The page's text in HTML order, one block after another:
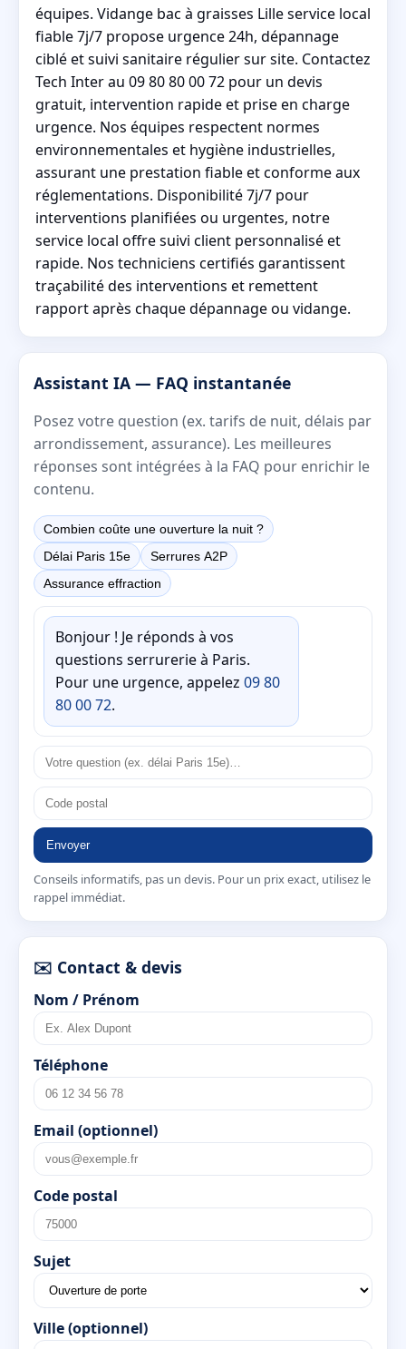
équipes. Vidange bac à graisses Lille service local
fiable 7j/7 propose urgence 24h, dépannage
ciblé et suivi sanitaire régulier sur site. Contactez
Tech Inter au 09 80 80 00 72 pour un devis
gratuit, intervention rapide et prise en charge
urgence. Nos équipes respectent normes
environnementales et hygiène industrielles,
assurant une prestation fiable et conforme aux
réglementations. Disponibilité 7j/7 pour
interventions planifiées ou urgentes, notre
service local offre suivi client personnalisé et
rapide. Nos techniciens certifiés garantissent
traçabilité des interventions et remettent
rapport après chaque dépannage ou vidange.
Assistant IA — FAQ instantanée
Posez votre question (ex. tarifs de nuit, délais par
arrondissement, assurance). Les meilleures
réponses sont intégrées à la FAQ pour enrichir le
contenu.
Combien coûte une ouverture la nuit ?
Délai Paris 15e
Serrures A2P
Assurance effraction
Bonjour ! Je réponds à vos
questions serrurerie à Paris.
Pour une urgence, appelez 09 80
80 00 72.
Envoyer
Conseils informatifs, pas un devis. Pour un prix exact, utilisez le
rappel immédiat.
✉️ Contact & devis
Nom / Prénom
Téléphone
Email (optionnel)
Code postal
Sujet
Ville (optionnel)